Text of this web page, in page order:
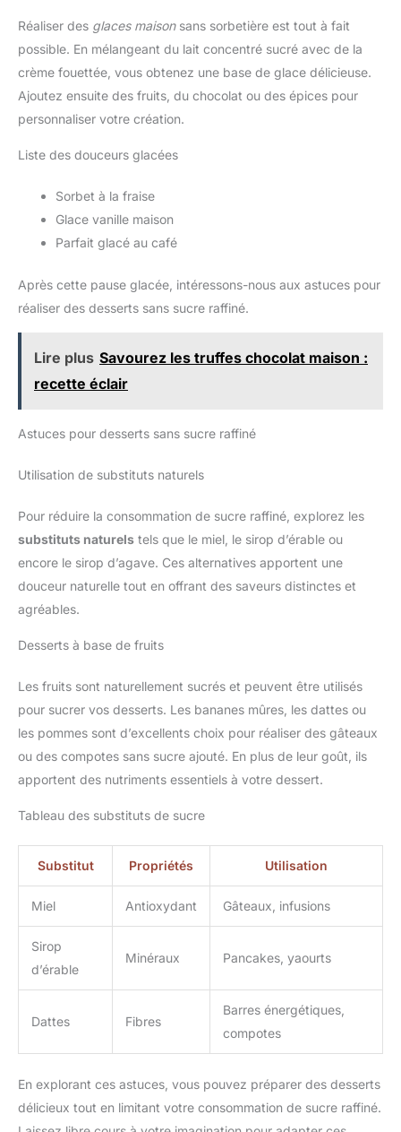
Réaliser des glaces maisonsans sorbetière est tout à fait
possible. En mélangeant du lait concentré sucré avec de la
crème fouettée, vous obtenez une base de glace délicieuse.
Ajoutez ensuite des fruits, du chocolat ou des épices pour
personnaliser votre création.
Liste des douceurs glacées
Sorbet à la fraise
Glace vanille maison
Parfait glacé au café
Après cette pause glacée, intéressons-nous aux astuces pour
réaliser des desserts sans sucre raffiné.
Lire plus Savourez les truffes chocolat maison :
recette éclair
Astuces pour desserts sans sucre raffiné
Utilisation de substituts naturels
Pour réduire la consommation de sucre raffiné, explorez les
substituts naturels tels que le miel, le sirop d’érable ou
encore le sirop d’agave. Ces alternatives apportent une
douceur naturelle tout en offrant des saveurs distinctes et
agréables.
Desserts à base de fruits
Les fruits sont naturellement sucrés et peuvent être utilisés
pour sucrer vos desserts. Les bananes mûres, les dattes ou
les pommes sont d’excellents choix pour réaliser des gâteaux
ou des compotes sans sucre ajouté. En plus de leur goût, ils
apportent des nutriments essentiels à votre dessert.
Tableau des substituts de sucre
Substitut Propriétés Utilisation
Miel Antioxydant Gâteaux, infusions
Sirop
d’érable
Minéraux Pancakes, yaourts
Dattes Fibres
Barres énergétiques,
compotes
En explorant ces astuces, vous pouvez préparer des desserts
délicieux tout en limitant votre consommation de sucre raffiné.